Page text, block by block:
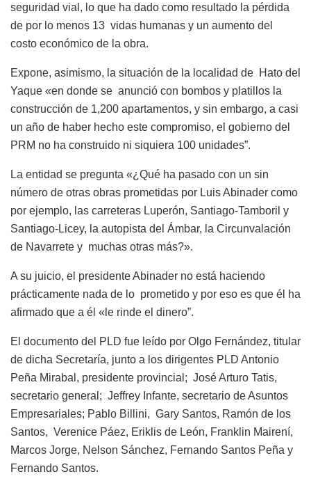
seguridad vial, lo que ha dado como resultado la pérdida
de por lo menos 13 vidas humanas y un aumento del
costo económico de la obra.
Expone, asimismo, la situación de la localidad de Hato del
Yaque «en donde se anunció con bombos y platillos la
construcción de 1,200 apartamentos, y sin embargo, a casi
un año de haber hecho este compromiso, el gobierno del
PRM no ha construido ni siquiera 100 unidades”.
La entidad se pregunta «¿Qué ha pasado con un sin
número de otras obras prometidas por Luis Abinader como
por ejemplo, las carreteras Luperón, Santiago-Tamboril y
Santiago-Licey, la autopista del Ámbar, la Circunvalación
de Navarrete y muchas otras más?».
A su juicio, el presidente Abinader no está haciendo
prácticamente nada de lo prometido y por eso es que él ha
afirmado que a él «le rinde el dinero”.
El documento del PLD fue leído por Olgo Fernández, titular
de dicha Secretaría, junto a los dirigentes PLD Antonio
Peña Mirabal, presidente provincial; José Arturo Tatis,
secretario general; Jeffrey Infante, secretario de Asuntos
Empresariales; Pablo Billini, Gary Santos, Ramón de los
Santos, Verenice Páez, Eriklis de León, Franklin Mairení,
Marcos Jorge, Nelson Sánchez, Fernando Santos Peña y
Fernando Santos.